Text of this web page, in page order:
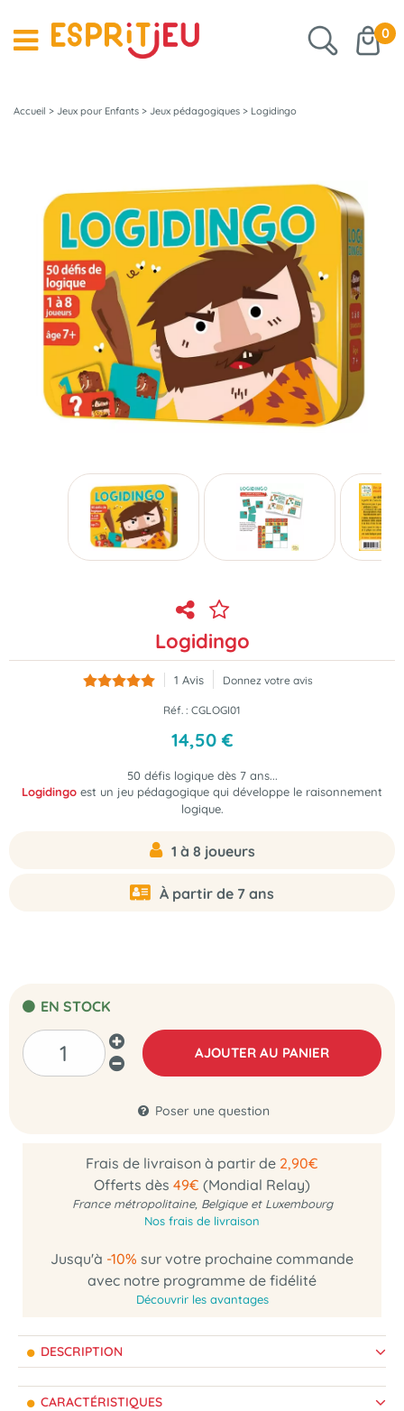
0
Accueil > Jeux pour Enfants > Jeux pédagogiques > Logidingo
Logidingo
1 Avis Donnez votre avis
Réf. : CGLOGI01
14,50 €
50 défis logique dès 7 ans...
Logidingo est un jeu pédagogique qui développe le raisonnement
logique.
1 à 8 joueurs
À partir de 7 ans
EN STOCK
AJOUTER AU PANIER
Poser une question
Frais de livraison à partir de 2,90€
Offerts dès 49€ (Mondial Relay)
France métropolitaine, Belgique et Luxembourg
Nos frais de livraison
Jusqu'à -10% sur votre prochaine commande
avec notre programme de fidélité
Découvrir les avantages
DESCRIPTION
CARACTÉRISTIQUES